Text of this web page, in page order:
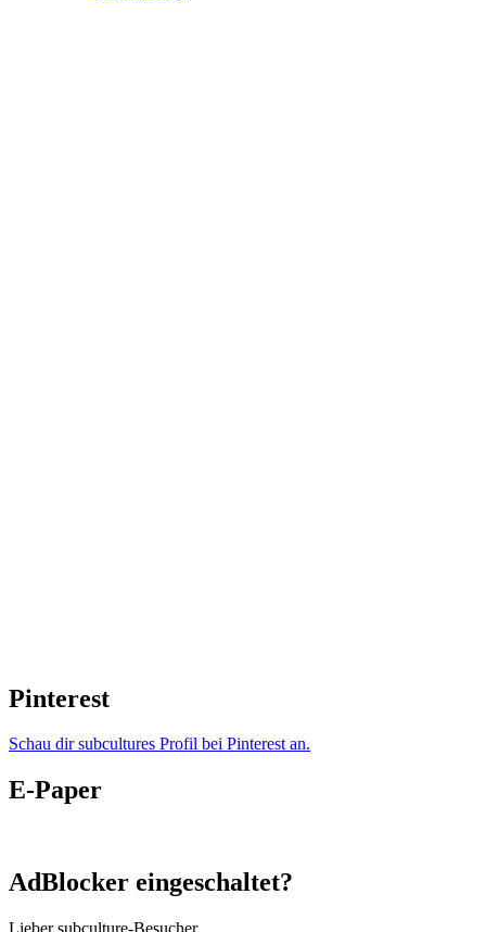
Pinterest
Schau dir subcultures Profil bei Pinterest an.
E-Paper
AdBlocker eingeschaltet?
Lieber subculture-Besucher,